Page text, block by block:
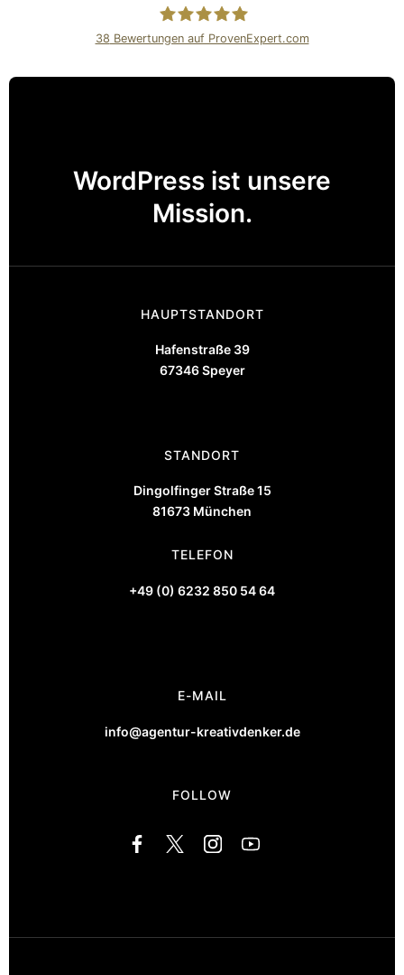
38 Bewertungen auf ProvenExpert.com
WordPress ist unsere
Mission.
HAUPTSTANDORT
Hafenstraße 39
67346 Speyer
STANDORT
Dingolfinger Straße 15
81673 München
TELEFON
+49 (0) 6232 850 54 64
E-MAIL
info@agentur-kreativdenker.de
FOLLOW